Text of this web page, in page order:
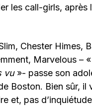
les call-girls, après
Chester Himes,
Marvelous – «
vu»- passe son
Boston. Bien sûr, il
et, pas